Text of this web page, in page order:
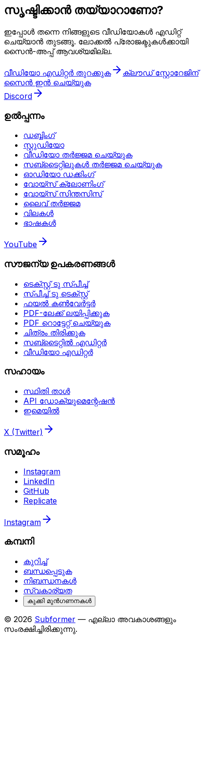
സൃഷ്ടിക്കാൻ തയ്യാറാണോ?
ഇപ്പോൾ തന്നെ നിങ്ങളുടെ വീഡിയോകൾ എഡിറ്റ്
ചെയ്യാൻ തുടങ്ങൂ. ലോക്കൽ പ്രോജക്ടുകൾക്കായി
സൈൻ-അപ്പ് ആവശ്യമില്ല.
വീഡിയോ എഡിറ്റർ തുറക്കുക
ക്ലൗഡ് സ്റ്റോറേജിന്
സൈൻ ഇൻ ചെയ്യുക
Discord
ഉൽപ്പന്നം
ഡബ്ബിംഗ്
സ്റ്റുഡിയോ
വീഡിയോ തർജ്ജമ ചെയ്യുക
സബ്ടൈറ്റിലുകൾ തർജ്ജമ ചെയ്യുക
ഓഡിയോ ഡക്കിംഗ്
വോയ്‌സ് ക്ലോണിംഗ്
വോയ്‌സ് സിന്തസിസ്
ലൈവ് തർജ്ജമ
വിലകൾ
ഭാഷകൾ
YouTube
സൗജന്യ ഉപകരണങ്ങൾ
ടെക്സ്റ്റ് ടു സ്പീച്ച്
സ്പീച്ച് ടു ടെക്സ്റ്റ്
ഫയൽ കൺവേർട്ടർ
PDF-ലേക്ക് ലയിപ്പിക്കുക
PDF റൊട്ടേറ്റ് ചെയ്യുക
ചിത്രം തിരിക്കുക
സബ്ടൈറ്റിൽ എഡിറ്റർ
വീഡിയോ എഡിറ്റർ
സഹായം
സ്ഥിതി താൾ
API ഡോക്യുമെന്റേഷൻ
ഇമെയിൽ
X (Twitter)
സമൂഹം
Instagram
LinkedIn
GitHub
Replicate
Instagram
കമ്പനി
കുറിച്ച്
ബന്ധപ്പെടുക
നിബന്ധനകൾ
സ്വകാര്യത
കുക്കി മുൻഗണനകൾ
© 2026 Subformer — എല്ലാ അവകാശങ്ങളും
സംരക്ഷിച്ചിരിക്കുന്നു.